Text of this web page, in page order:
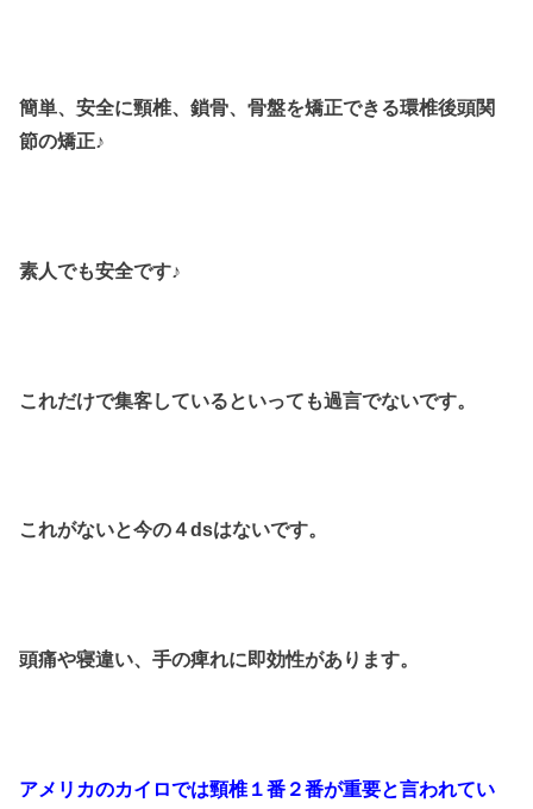
簡単、安全に頸椎、鎖骨、骨盤を矯正できる環椎後頭関
節の矯正♪
素人でも安全です♪
これだけで集客しているといっても過言でないです。
これがないと今の４dsはないです。
頭痛や寝違い、手の痺れに即効性があります。
アメリカのカイロでは頸椎１番２番が重要と言われてい